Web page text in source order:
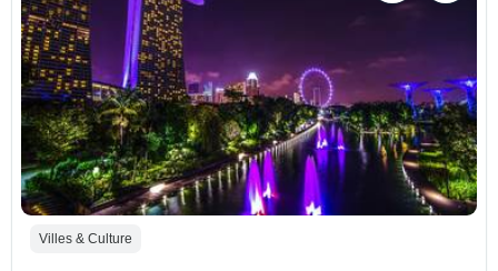
Villes & Culture